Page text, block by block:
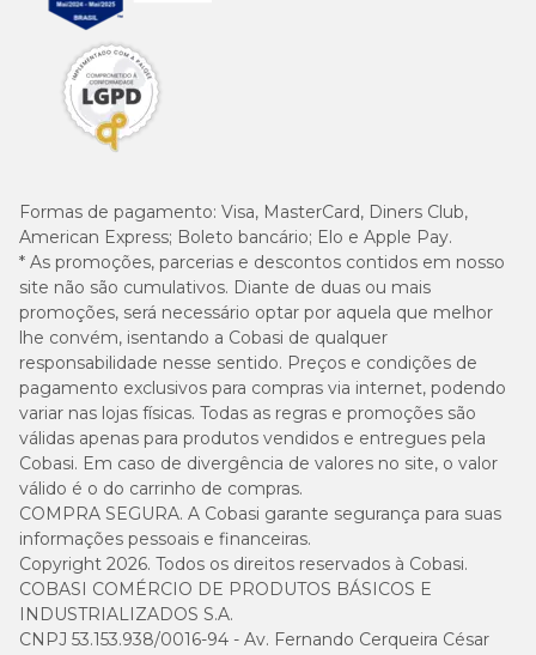
Formas de pagamento: Visa, MasterCard, Diners Club,
American Express; Boleto bancário; Elo e Apple Pay.
* As promoções, parcerias e descontos contidos em nosso
site não são cumulativos. Diante de duas ou mais
promoções, será necessário optar por aquela que melhor
lhe convém, isentando a Cobasi de qualquer
responsabilidade nesse sentido. Preços e condições de
pagamento exclusivos para compras via internet, podendo
variar nas lojas físicas. Todas as regras e promoções são
válidas apenas para produtos vendidos e entregues pela
Cobasi. Em caso de divergência de valores no site, o valor
válido é o do carrinho de compras.
COMPRA SEGURA. A Cobasi garante segurança para suas
informações pessoais e financeiras.
Copyright 2026. Todos os direitos reservados à Cobasi.
COBASI COMÉRCIO DE PRODUTOS BÁSICOS E
INDUSTRIALIZADOS S.A.
CNPJ 53.153.938/0016-94 - Av. Fernando Cerqueira César